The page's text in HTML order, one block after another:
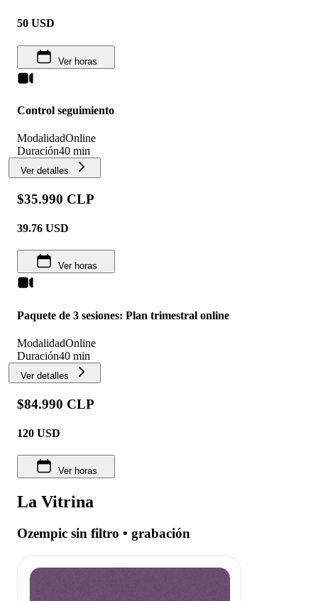
50 USD
Ver horas
Control seguimiento
ModalidadOnline
Duración40 min
Ver detalles
$35.990 CLP
39.76 USD
Ver horas
Paquete de 3 sesiones: Plan trimestral online
ModalidadOnline
Duración40 min
Ver detalles
$84.990 CLP
120 USD
Ver horas
La Vitrina
Ozempic sin filtro • grabación